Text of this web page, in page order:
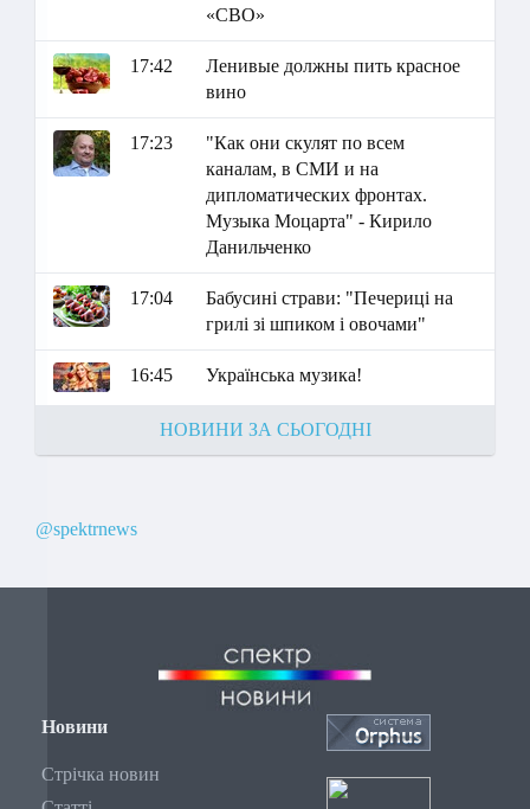
«СВО»
17:42
Ленивые должны пить красное
вино
17:23
"Как они скулят по всем
каналам, в СМИ и на
дипломатических фронтах.
Музыка Моцарта" - Кирило
Данильченко
17:04
Бабусині страви: "Печериці на
грилі зі шпиком і овочами"
16:45 Українська музика!
НОВИНИ ЗА СЬОГОДНІ
@spektrnews
Новини
Стрічка новин